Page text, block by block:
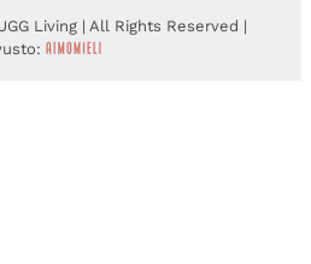
Living | All Rights Reserved |